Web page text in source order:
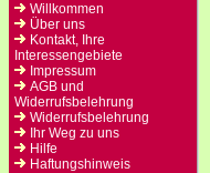
Willkommen
Über uns
Kontakt, Ihre
Interessengebiete
Impressum
AGB und
Widerrufsbelehrung
Widerrufsbelehrung
Ihr Weg zu uns
Hilfe
Haftungshinweis